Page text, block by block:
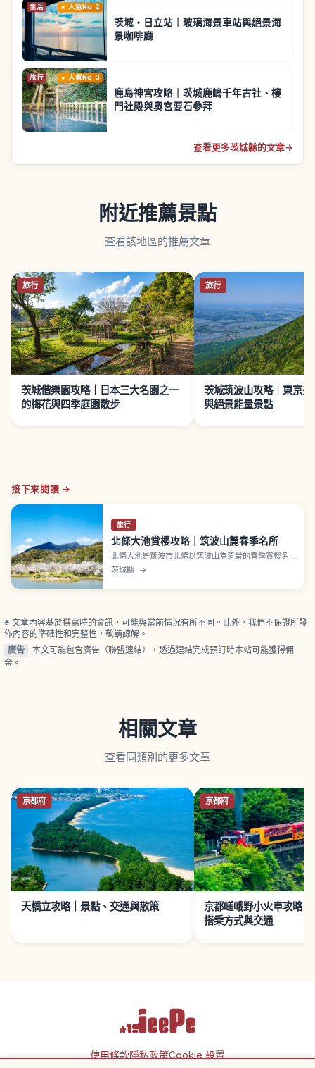
生活 人氣No.2
茨城・日立站｜玻璃海景車站與絕景海
景咖啡廳
旅行 人氣No.3
鹿島神宮攻略｜茨城鹿嶋千年古社、樓
門社殿與奧宮要石參拜
查看更多茨城縣的文章→
附近推薦景點
查看該地區的推薦文章
旅行
茨城偕樂園攻略｜日本三大名園之一
的梅花與四季庭園散步
旅行
茨城筑波山攻略｜東京近
與絕景能量景點
接下來閱讀 →
旅行
北條大池賞櫻攻略｜筑波山麓春季名所
北條大池是筑波市北條以筑波山為背景的春季賞櫻名
所。本文介紹景點亮點、周邊散步、拍照留意事項、
茨城縣 →
※ 文章內容基於撰寫時的資訊，可能與當前情況有所不同。此外，我們不保證所發
佈內容的準確性和完整性，敬請諒解。
廣告
本文可能包含廣告（聯盟連結），透過連結完成預訂時本站可能獲得佣
金。
相關文章
查看同類別的更多文章
京都府
天橋立攻略｜景點、交通與散策
京都府
京都嵯峨野小火車攻略
搭乘方式與交通
使用條款隱私政策Cookie 設置